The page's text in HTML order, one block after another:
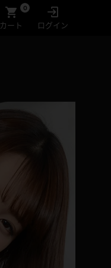
カート
0
ログイン